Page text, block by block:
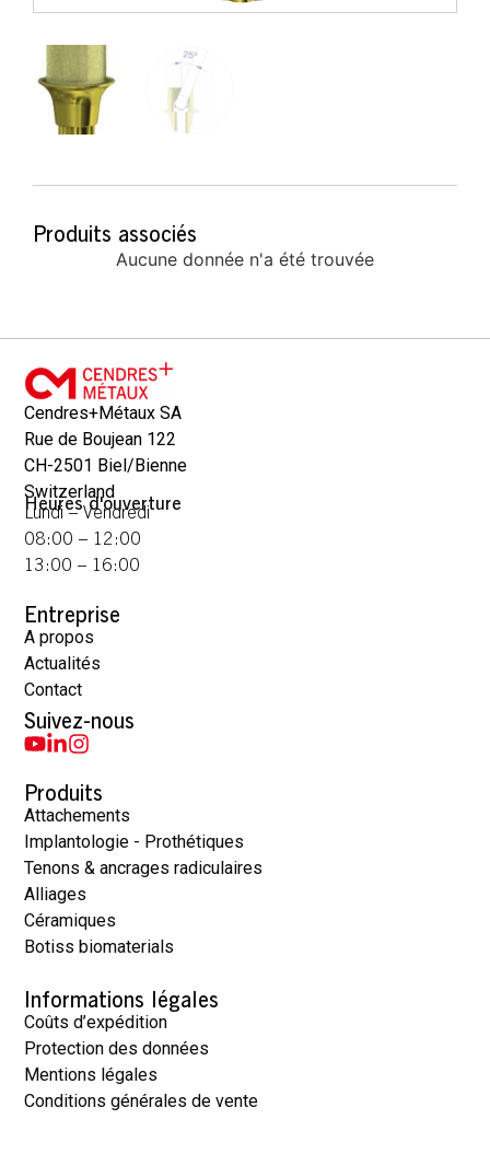
Produits associés
Aucune donnée n'a été trouvée
Cendres+Métaux SA
Rue de Boujean 122
CH-2501 Biel/Bienne
Switzerland
Heures d'ouverture
Lundi – Vendredi
08:00 – 12:00
13:00 – 16:00
Entreprise
A propos
Actualités
Contact
Suivez-nous
Produits
Attachements
Implantologie - Prothétiques
Tenons & ancrages radiculaires
Alliages
Céramiques
Botiss biomaterials
Informations légales
Coûts d’expédition
Protection des données
Mentions légales
Conditions générales de vente